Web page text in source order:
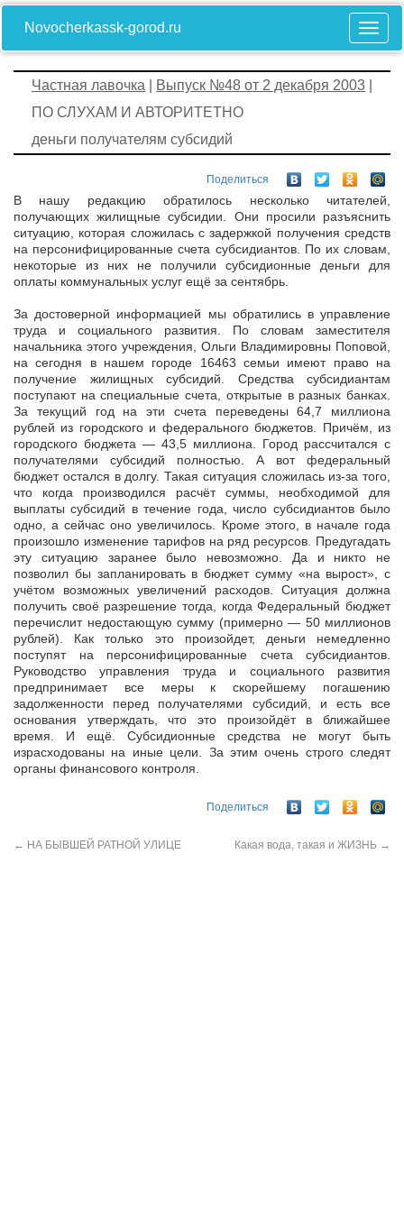
Novocherkassk-gorod.ru
Частная лавочка Выпуск №48 от 2 декабря 2003
ПО СЛУХАМ И АВТОРИТЕТНО
деньги получателям субсидий
Поделиться
В нашу редакцию обратилось несколько читателей,
получающих жилищные субсидии. Они просили разъяснить
ситуацию, которая сложилась с задержкой получения средств
на персонифицированные счета субсидиантов. По их словам,
некоторые из них не получили субсидионные деньги для
оплаты коммунальных услуг ещё за сентябрь.
За достоверной информацией мы обратились в управление
труда и социального развития. По словам заместителя
начальника этого учреждения, Ольги Владимировны Поповой,
на сегодня в нашем городе 16463 семьи имеют право на
получение жилищных субсидий. Средства субсидиантам
поступают на специальные счета, открытые в разных банках.
За текущий год на эти счета переведены 64,7 миллиона
рублей из городского и федерального бюджетов. Причём, из
городского бюджета — 43,5 миллиона. Город рассчитался с
получателями субсидий полностью. А вот федеральный
бюджет остался в долгу. Такая ситуация сложилась из-за того,
что когда производился расчёт суммы, необходимой для
выплаты субсидий в течение года, число субсидиантов было
одно, а сейчас оно увеличилось. Кроме этого, в начале года
произошло изменение тарифов на ряд ресурсов. Предугадать
эту ситуацию заранее было невозможно. Да и никто не
позволил бы запланировать в бюджет сумму «на вырост», с
учётом возможных увеличений расходов. Ситуация должна
получить своё разрешение тогда, когда Федеральный бюджет
перечислит недостающую сумму (примерно — 50 миллионов
рублей). Как только это произойдет, деньги немедленно
поступят на персонифицированные счета субсидиантов.
Руководство управления труда и социального развития
предпринимает все меры к скорейшему погашению
задолженности перед получателями субсидий, и есть все
основания утверждать, что это произойдёт в ближайшее
время. И ещё. Субсидионные средства не могут быть
израсходованы на иные цели. За этим очень строго следят
органы финансового контроля.
Поделиться
← НА БЫВШЕЙ РАТНОЙ УЛИЦЕ Какая вода, такая и ЖИЗНЬ →